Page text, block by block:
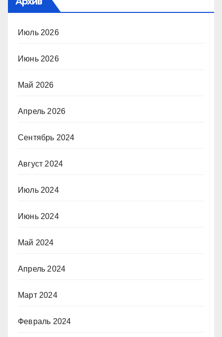
Июль 2026
Июнь 2026
Май 2026
Апрель 2026
Сентябрь 2024
Август 2024
Июль 2024
Июнь 2024
Май 2024
Апрель 2024
Март 2024
Февраль 2024